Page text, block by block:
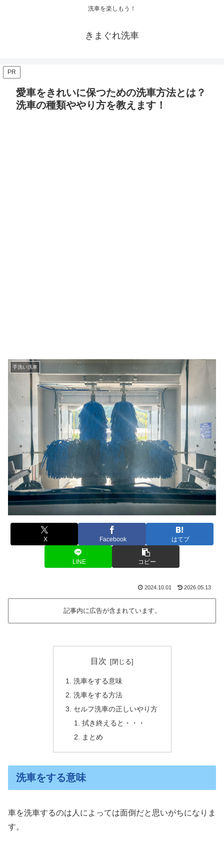
洗車を楽しもう！
きまぐれ洗車
PR
愛車をきれいに保つための洗車方法とは？
洗車の種類ややり方を教えます！
手洗い洗車
X Facebook はてブ
LINE コピー
2024.10.01 2026.05.13
記事内に広告が含まれています。
目次
洗車をする意味
洗車をする方法
セルフ洗車の正しいやり方
拭き終えると・・・
まとめ
洗車をする意味
車を洗車するのは人によっては面倒だと思いがちになりま
す。